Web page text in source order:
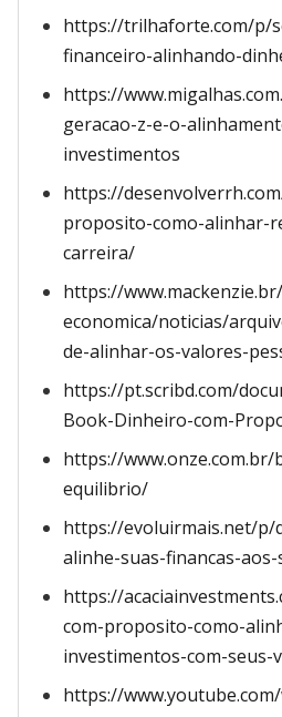
https://trilhaforte.com/p/
financeiro-alinhando-
https://
geracao-z-e-o-
investimentos
https://
proposito-como-alinhar-
carreira/
https://
economica/noticias/
de-alinhar-os-valores-
https://pt.scribd.com/
Book-Dinheiro-com-
https://www.onze.com.br/
equilibrio/
https://evoluirmais.net/
alinhe-suas-financas-
https://
com-proposito-como-
investimentos-com-seus-
https://www.youtube.com/